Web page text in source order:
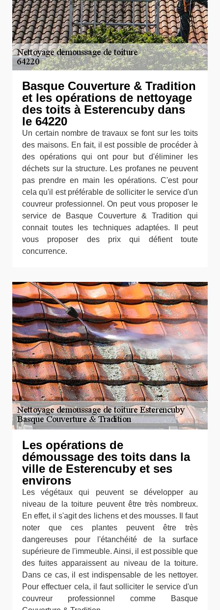
Basque Couverture & Tradition
et les opérations de nettoyage
des toits à Esterencuby dans
le 64220
Un certain nombre de travaux se font sur les toits
des maisons. En fait, il est possible de procéder à
des opérations qui ont pour but d'éliminer les
déchets sur la structure. Les profanes ne peuvent
pas prendre en main les opérations. C'est pour
cela qu'il est préférable de solliciter le service d'un
couvreur professionnel. On peut vous proposer le
service de Basque Couverture & Tradition qui
connait toutes les techniques adaptées. Il peut
vous proposer des prix qui défient toute
concurrence.
Les opérations de
démoussage des toits dans la
ville de Esterencuby et ses
environs
Les végétaux qui peuvent se développer au
niveau de la toiture peuvent être très nombreux.
En effet, il s'agit des lichens et des mousses. Il faut
noter que ces plantes peuvent être très
dangereuses pour l'étanchéité de la surface
supérieure de l'immeuble. Ainsi, il est possible que
des fuites apparaissent au niveau de la toiture.
Dans ce cas, il est indispensable de les nettoyer.
Pour effectuer cela, il faut solliciter le service d'un
couvreur professionnel comme Basque